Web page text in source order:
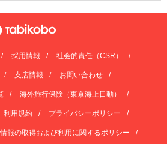
採用情報 社会的責任（CSR）
支店情報 お問い合わせ
海外旅行保険（東京海上日動）
利用規約 プライバシーポリシー
報の取得および利用に関するポリシー